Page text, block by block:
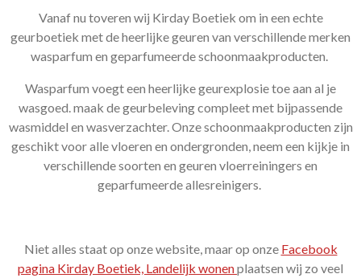
Vanaf nu toveren wij Kirday Boetiek om in een echte
geurboetiek met de heerlijke geuren van verschillende merken
wasparfum en geparfumeerde schoonmaakproducten.
Wasparfum voegt een heerlijke geurexplosie toe aan al je
wasgoed. maak de geurbeleving compleet met bijpassende
wasmiddel en wasverzachter. Onze schoonmaakproducten zijn
geschikt voor alle vloeren en ondergronden, neem een kijkje in
verschillende soorten en geuren vloerreiningers en
geparfumeerde allesreinigers.
Niet alles staat op onze website, maar op onze Facebook
pagina Kirday Boetiek, Landelijk wonenplaatsen wij zo veel